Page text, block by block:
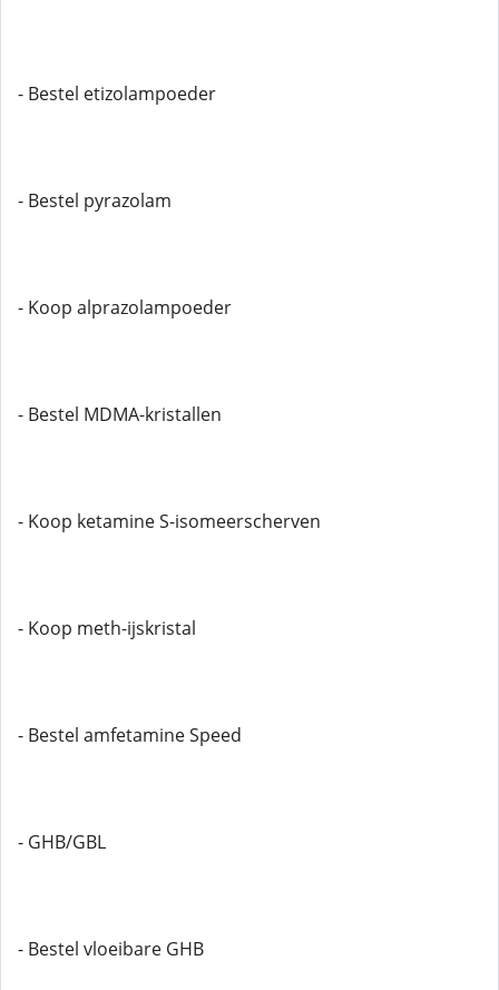
- Bestel etizolampoeder
- Bestel pyrazolam
- Koop alprazolampoeder
- Bestel MDMA-kristallen
- Koop ketamine S-isomeerscherven
- Koop meth-ijskristal
- Bestel amfetamine Speed
- GHB/GBL
- Bestel vloeibare GHB